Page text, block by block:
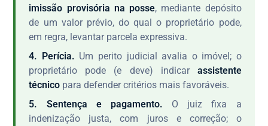
imissão provisória na posse, mediante depósito
de um valor prévio, do qual o proprietário pode,
em regra, levantar parcela expressiva.
4. Perícia. Um perito judicial avalia o imóvel; o
proprietário pode (e deve) indicar assistente
técnico para defender critérios mais favoráveis.
5. Sentença e pagamento. O juiz fixa a
indenização justa, com juros e correção; o